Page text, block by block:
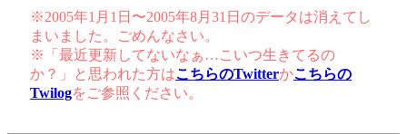
※2005年1月1日〜2005年8月31日のデータは消えてし
まいました。ごめんなさい。
※「最近更新してないなぁ…こいつ生きてるの
か？」と思われた方はこちらのTwitterかこちらの
Twilogをご参照ください。